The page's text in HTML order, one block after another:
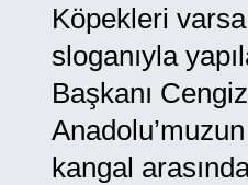
Köpekleri varsa
sloganıyla
Başkanı
kangal